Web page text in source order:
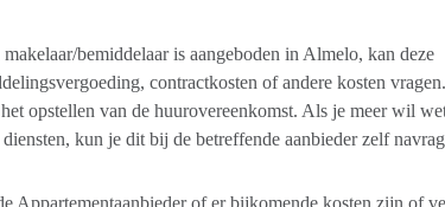
bemiddelaar is aangeboden in Almelo, kan deze
contractkosten of andere kosten
opstellen van de huurovereenkomst. Als je meer wil
kun je dit bij de betreffende aanbieder zelf
Appartementaanbieder of er bijkomende kosten zijn of